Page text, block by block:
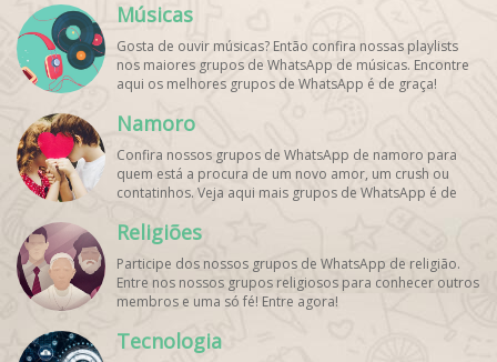
Músicas
Gosta de ouvir músicas? Então confira nossas playlists
nos maiores grupos de WhatsApp de músicas. Encontre
aqui os melhores grupos de WhatsApp é de graça!
Namoro
Confira nossos grupos de WhatsApp de namoro para
quem está a procura de um novo amor, um crush ou
contatinhos. Veja aqui mais grupos de WhatsApp é de
Religiões
Participe dos nossos grupos de WhatsApp de religião.
Entre nos nossos grupos religiosos para conhecer outros
membros e uma só fé! Entre agora!
Tecnologia